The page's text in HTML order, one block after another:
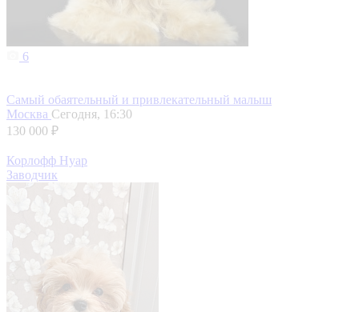
6
Самый обаятельный и привлекательный малыш
Москва Сегодня, 16:30
130 000 ₽
Корлофф Нуар
Заводчик